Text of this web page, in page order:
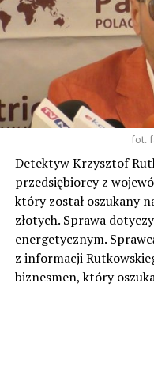
fot.
Detektyw Krzysztof
przedsiębiorcy z
który został oszukany
złotych. Sprawa
energetycznym.
z informacji
biznesmen, który